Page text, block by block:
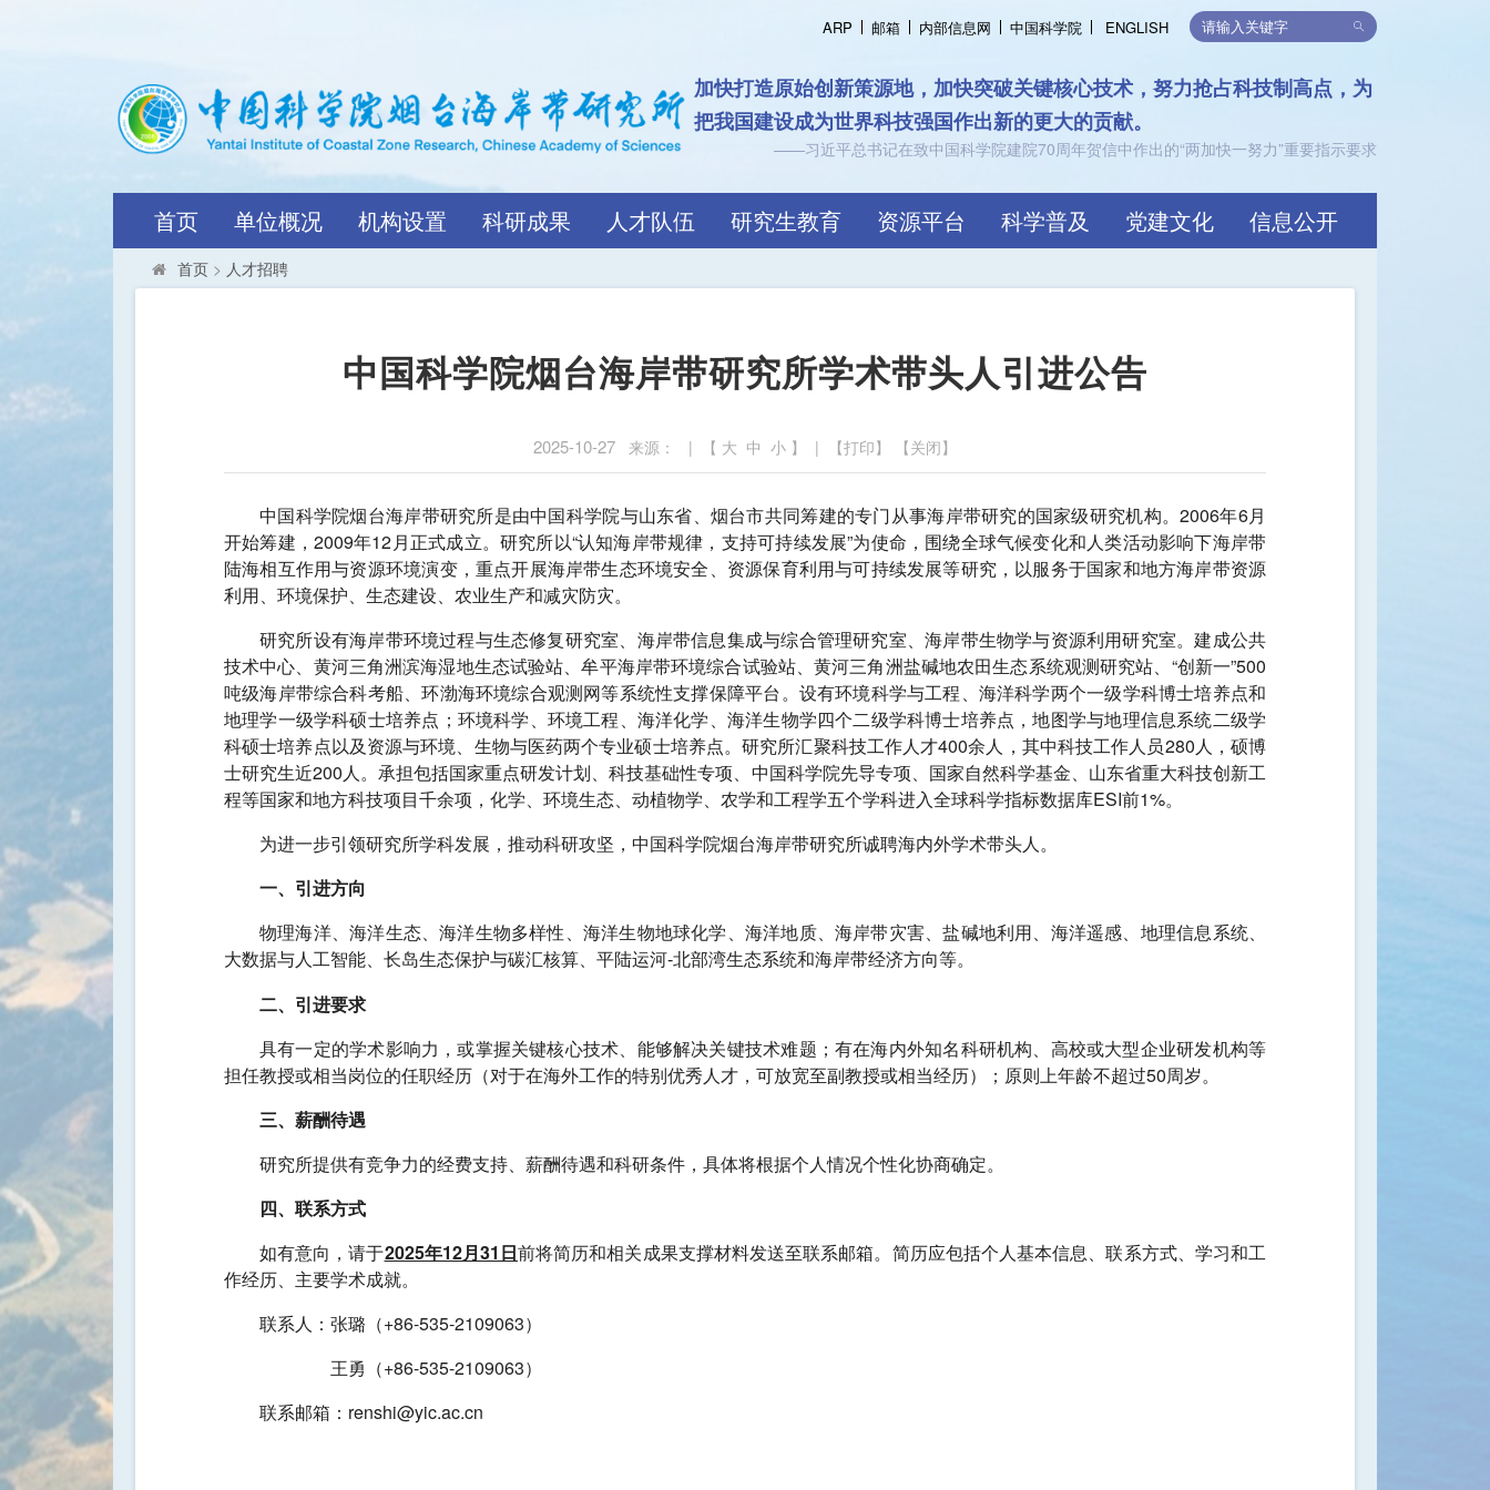
ARP 邮箱 内部信息网 中国科学院 ENGLISH
认知海岸带规律，支持可持续发展
跨越界限，共创价值
首页 单位概况 机构设置 科研成果 人才队伍 研究生教育 资源平台 科学普及 党建文化 信息公开
首页 > 人才招聘
中国科学院烟台海岸带研究所学术带头人引进公告
2025-10-27 来源： | 【 大 中 小 】 | 【打印】 【关闭】
中国科学院烟台海岸带研究所是由中国科学院与山东省、烟台市共同筹建的专门从事海岸带研究的国家级研究机构。2006年6月
开始筹建，2009年12月正式成立。研究所以“认知海岸带规律，支持可持续发展”为使命，围绕全球气候变化和人类活动影响下海岸带
陆海相互作用与资源环境演变，重点开展海岸带生态环境安全、资源保育利用与可持续发展等研究，以服务于国家和地方海岸带资源
利用、环境保护、生态建设、农业生产和减灾防灾。
研究所设有海岸带环境过程与生态修复研究室、海岸带信息集成与综合管理研究室、海岸带生物学与资源利用研究室。建成公共
技术中心、黄河三角洲滨海湿地生态试验站、牟平海岸带环境综合试验站、黄河三角洲盐碱地农田生态系统观测研究站、“创新一”500
吨级海岸带综合科考船、环渤海环境综合观测网等系统性支撑保障平台。设有环境科学与工程、海洋科学两个一级学科博士培养点和
地理学一级学科硕士培养点；环境科学、环境工程、海洋化学、海洋生物学四个二级学科博士培养点，地图学与地理信息系统二级学
科硕士培养点以及资源与环境、生物与医药两个专业硕士培养点。研究所汇聚科技工作人才400余人，其中科技工作人员280人，硕博
士研究生近200人。承担包括国家重点研发计划、科技基础性专项、中国科学院先导专项、国家自然科学基金、山东省重大科技创新工
程等国家和地方科技项目千余项，化学、环境生态、动植物学、农学和工程学五个学科进入全球科学指标数据库ESI前1%。
为进一步引领研究所学科发展，推动科研攻坚，中国科学院烟台海岸带研究所诚聘海内外学术带头人。
一、引进方向
物理海洋、海洋生态、海洋生物多样性、海洋生物地球化学、海洋地质、海岸带灾害、盐碱地利用、海洋遥感、地理信息系统、
大数据与人工智能、
长岛生态保护与碳汇核算、平陆运河-北部湾生态系统和海岸带经济方向等。
二、引进要求
具有一定的学术影响力，或掌握关键核心技术、能够解决关键技术难题；有在海内外知名科研机构、高校或大型企业研发机构等
担任教授或相当岗位的任职经历（对于在海外工作的特别优秀人才，可放宽至副教授或相当经历）；原则上年龄不超过50周岁。
三、薪酬待遇
研究所提供有竞争力的经费支持、薪酬待遇和科研条件，具体将根据个人情况个性化协商确定。
四、联系方式
如有意向，请于2025年12月31日前将简历和相关成果支撑材料发送至联系邮箱。简历应包括个人基本信息、联系方式、学习和工
作经历、主要学术成就。
联系人：张璐（+86-535-2109063）
王勇（+86-535-2109063）
联系邮箱：renshi@yic.ac.cn